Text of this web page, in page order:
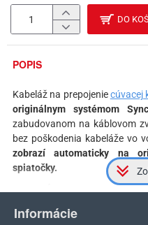
DO
POPIS
Kabeláž na prepojeniecúvacej
originálnym systémom
zabudovanom na káblovom
bez poškodenia kabeláže vo
zobrazí automaticky na
spiatočky.
PRED KÚPOU:
rádio bude kompatibilné s
Informácie